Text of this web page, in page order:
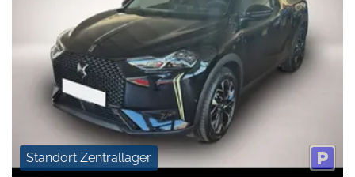
Standort Zentrallager